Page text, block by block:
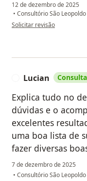
12 de dezembro de 2025
• Consultório São Leopoldo
na opinião do utilizador
Solicitar revisão
Lucian
Explica tudo no
dúvidas e o
excelentes
uma boa lista de
fazer diversas
7 de dezembro de 2025
• Consultório São Leopoldo